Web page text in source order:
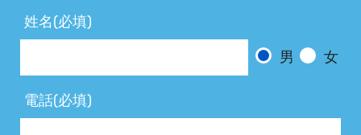
姓名(必填)
男
女
電話(必填)